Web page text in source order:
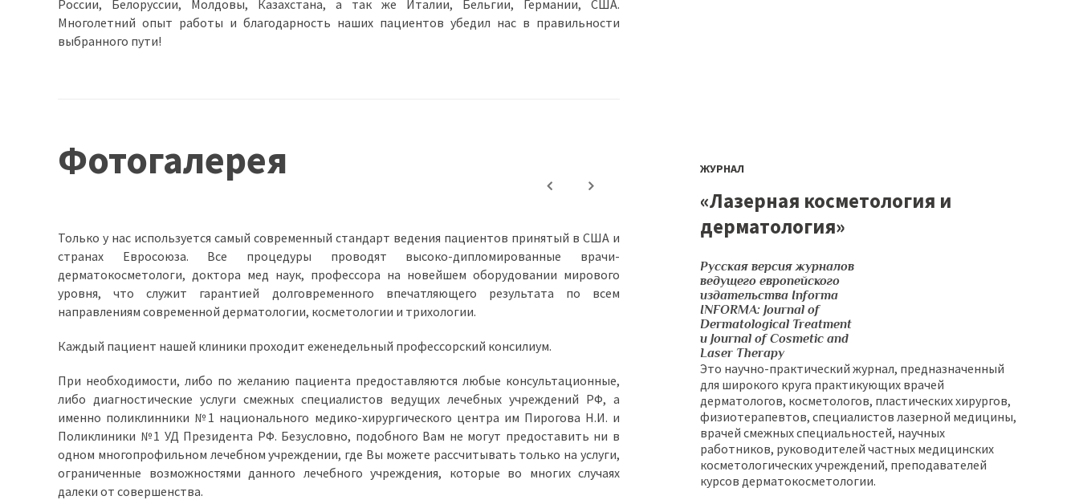
России, Белоруссии, Молдовы, Казахстана, а так же Италии, Бельгии, Германии, США.
Многолетний опыт работы и благодарность наших пациентов убедил нас в правильности
выбранного пути!
Фотогалерея
Только у нас используется самый современный стандарт ведения пациентов принятый в США и
странах Евросоюза. Все процедуры проводят высоко-дипломированные врачи-
дерматокосметологи, доктора мед наук, профессора на новейшем оборудовании мирового
уровня, что служит гарантией долговременного впечатляющего результата по всем
направлениям современной дерматологии, косметологии и трихологии.
Каждый пациент нашей клиники проходит еженедельный профессорский консилиум.
При необходимости, либо по желанию пациента предоставляются любые консультационные,
либо диагностические услуги смежных специалистов ведущих лечебных учреждений РФ, а
именно поликлинники №1 национального медико-хирургического центра им Пирогова Н.И. и
Поликлиники №1 УД Президента РФ. Безусловно, подобного Вам не могут предоставить ни в
одном многопрофильном лечебном учреждении, где Вы можете рассчитывать только на услуги,
ограниченные возможностями данного лечебного учреждения, которые во многих случаях
далеки от совершенства.
ЖУРНАЛ
«Лазерная косметология и
дерматология»
Русская версия журналов
ведущего европейского
издательства Informa
INFORMA: Journal of
Dermatological Treatment
и Journal of Cosmetic and
Laser Therapy
Это научно-практический журнал, предназначенный
для широкого круга практикующих врачей
дерматологов, косметологов, пластических хирургов,
физиотерапевтов, специалистов лазерной медицины,
врачей смежных специальностей, научных
работников, руководителей частных медицинских
косметологических учреждений, преподавателей
курсов дерматокосметологии.